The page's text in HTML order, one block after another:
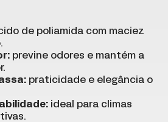
de poliamida com maciez
previne odores e mantém a
praticidade e elegância o
ideal para climas